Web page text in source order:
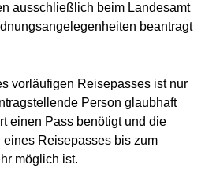
ausschließlich beim Landesamt
beantragt
vorläufigen Reisepasses ist nur
Person glaubhaft
einen Pass benötigt und die
eines Reisepasses bis zum
möglich ist.